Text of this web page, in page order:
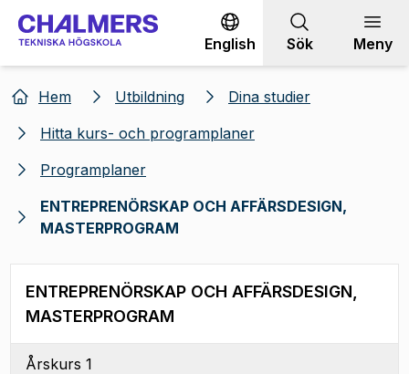
Gå till innehållet
English Sök Meny
Hem Utbildning
Dina studier
Hitta kurs- och programplaner
Programplaner
ENTREPRENÖRSKAP OCH AFFÄRSDESIGN,
MASTERPROGRAM
ENTREPRENÖRSKAP OCH AFFÄRSDESIGN,
MASTERPROGRAM
Årskurs 1